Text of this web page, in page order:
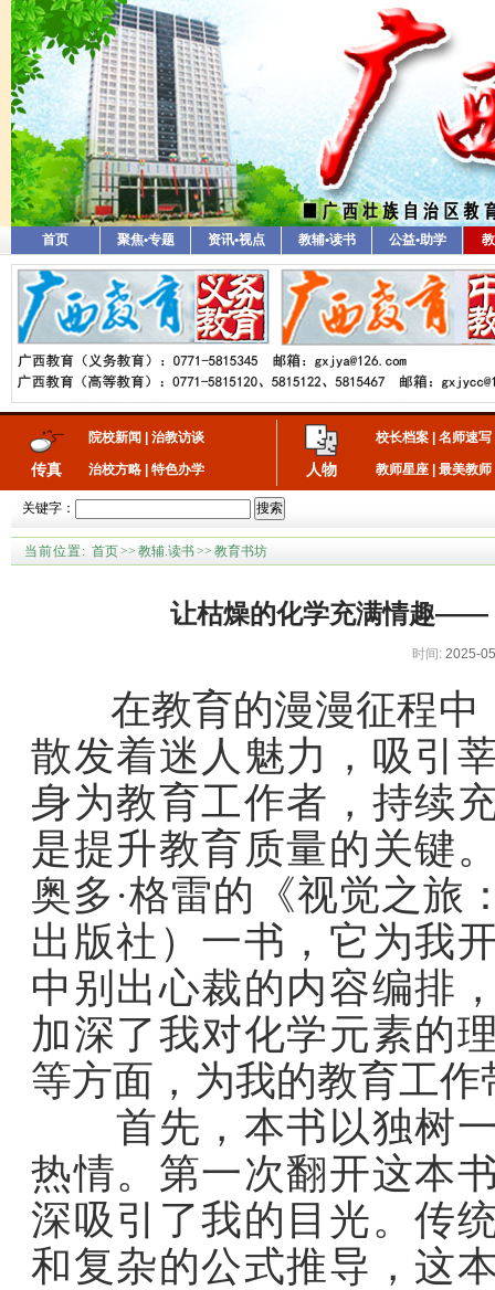
首页 聚焦•专题 资讯•视点 教辅•读书 公益•助学
传真
院校新闻 治教访谈
治校方略 特色办学 人物
校长档案 名师速写
教师星座 最美教师
关键字： 搜索
当前位置: 首页>> 教辅.读书>> 教育书坊
让枯燥的化学充满情趣——
时间: 2025-
在教育的漫漫征程中
散发着迷人魅力，吸引
身为教育工作者，持续
是提升教育质量的关键
奥多·格雷的《视觉之旅
出版社）一书，它为我
中别出心裁的内容编排
加深了我对化学元素的
等方面，为我的教育工
首先，本书以独树一
热情。第一次翻开这本
深吸引了我的目光。传
和复杂的公式推导，这